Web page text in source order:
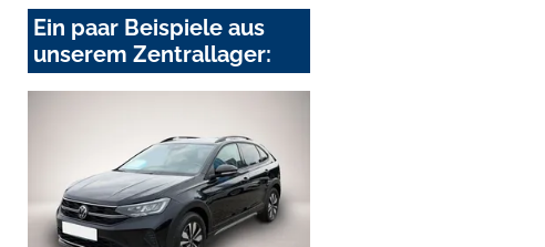
Ein paar Beispiele aus
unserem Zentrallager: